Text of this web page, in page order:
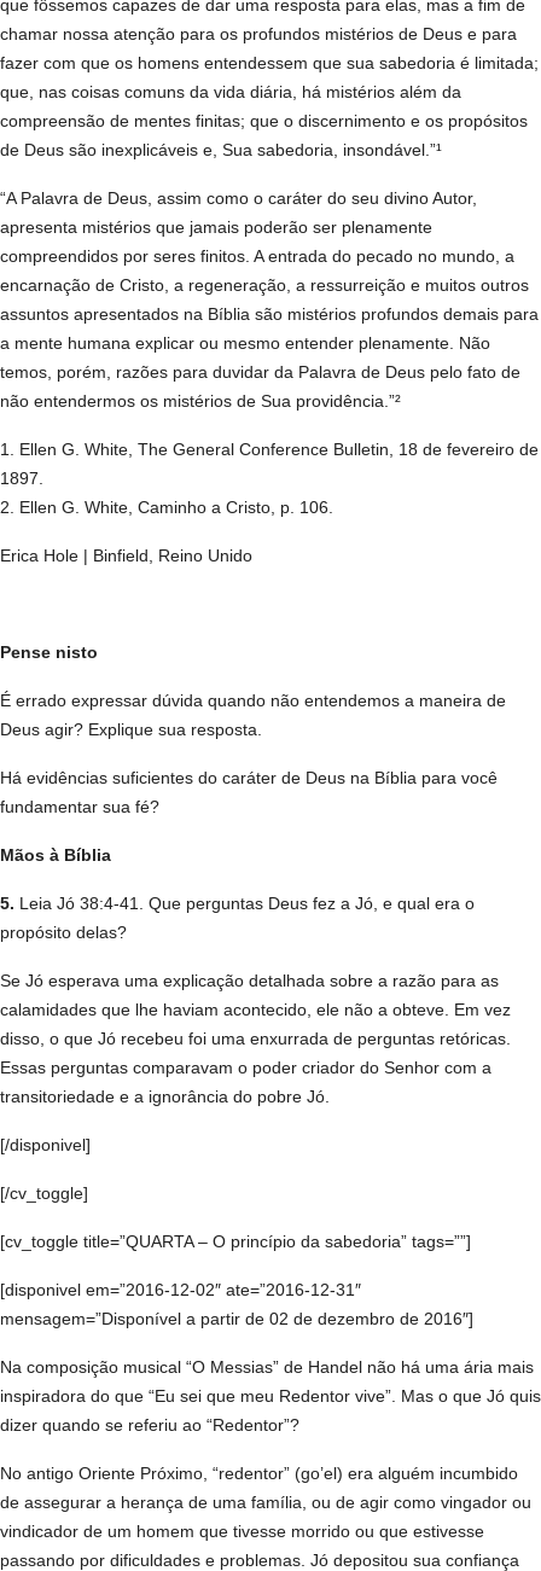
que fôssemos capazes de dar uma resposta para elas, mas a fim de
chamar nossa atenção para os profundos mistérios de Deus e para
fazer com que os homens entendessem que sua sabedoria é limitada;
que, nas coisas comuns da vida diária, há mistérios além da
compreensão de mentes finitas; que o discernimento e os propósitos
de Deus são inexplicáveis e, Sua sabedoria, insondável.”¹
“A Palavra de Deus, assim como o caráter do seu divino Autor,
apresenta mistérios que jamais poderão ser plenamente
compreendidos por seres finitos. A entrada do pecado no mundo, a
encarnação de Cristo, a regeneração, a ressurreição e muitos outros
assuntos apresentados na Bíblia são mistérios profundos demais para
a mente humana explicar ou mesmo entender plenamente. Não
temos, porém, razões para duvidar da Palavra de Deus pelo fato de
não entendermos os mistérios de Sua providência.”²
1. Ellen G. White, The General Conference Bulletin, 18 de fevereiro de
1897.
2. Ellen G. White, Caminho a Cristo, p. 106.
Erica Hole | Binfield, Reino Unido
Pense nisto
É errado expressar dúvida quando não entendemos a maneira de
Deus agir? Explique sua resposta.
Há evidências suficientes do caráter de Deus na Bíblia para você
fundamentar sua fé?
Mãos à Bíblia
5. Leia Jó 38:4-41. Que perguntas Deus fez a Jó, e qual era o
propósito delas?
Se Jó esperava uma explicação detalhada sobre a razão para as
calamidades que lhe haviam acontecido, ele não a obteve. Em vez
disso, o que Jó recebeu foi uma enxurrada de perguntas retóricas.
Essas perguntas comparavam o poder criador do Senhor com a
transitoriedade e a ignorância do pobre Jó.
[/disponivel]
[/cv_toggle]
[cv_toggle title=”QUARTA – O princípio da sabedoria” tags=””]
[disponivel em=”2016-12-02″ ate=”2016-12-31″
mensagem=”Disponível a partir de 02 de dezembro de 2016″]
Na composição musical “O Messias” de Handel não há uma ária mais
inspiradora do que “Eu sei que meu Redentor vive”. Mas o que Jó quis
dizer quando se referiu ao “Redentor”?
No antigo Oriente Próximo, “redentor” (go’el) era alguém incumbido
de assegurar a herança de uma família, ou de agir como vingador ou
vindicador de um homem que tivesse morrido ou que estivesse
passando por dificuldades e problemas. Jó depositou sua confiança